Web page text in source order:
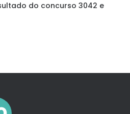
do concurso 3042 e